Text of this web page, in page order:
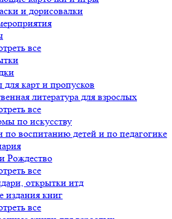
и дорисовалки
все
для карт и пропусков
литература для взрослых
все
по искусству
по воспитанию детей и по педагогике
Рождество
все
открытки итд
издания книг
все